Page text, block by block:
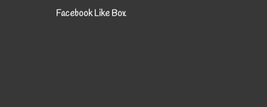
Facebook Like Box